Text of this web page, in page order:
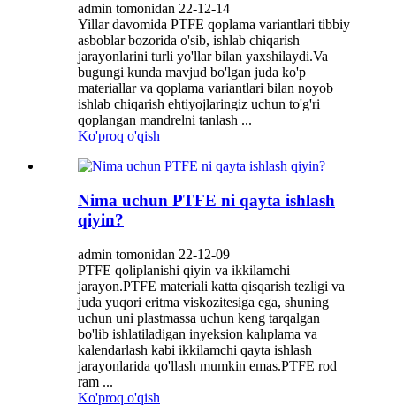
admin tomonidan 22-12-14
Yillar davomida PTFE qoplama variantlari tibbiy
asboblar bozorida o'sib, ishlab chiqarish
jarayonlarini turli yo'llar bilan yaxshilaydi.Va
bugungi kunda mavjud bo'lgan juda ko'p
materiallar va qoplama variantlari bilan noyob
ishlab chiqarish ehtiyojlaringiz uchun to'g'ri
qoplangan mandrelni tanlash ...
Ko'proq o'qish
Nima uchun PTFE ni qayta ishlash
qiyin?
admin tomonidan 22-12-09
PTFE qoliplanishi qiyin va ikkilamchi
jarayon.PTFE materiali katta qisqarish tezligi va
juda yuqori eritma viskozitesiga ega, shuning
uchun uni plastmassa uchun keng tarqalgan
bo'lib ishlatiladigan inyeksion kalıplama va
kalendarlash kabi ikkilamchi qayta ishlash
jarayonlarida qo'llash mumkin emas.PTFE rod
ram ...
Ko'proq o'qish